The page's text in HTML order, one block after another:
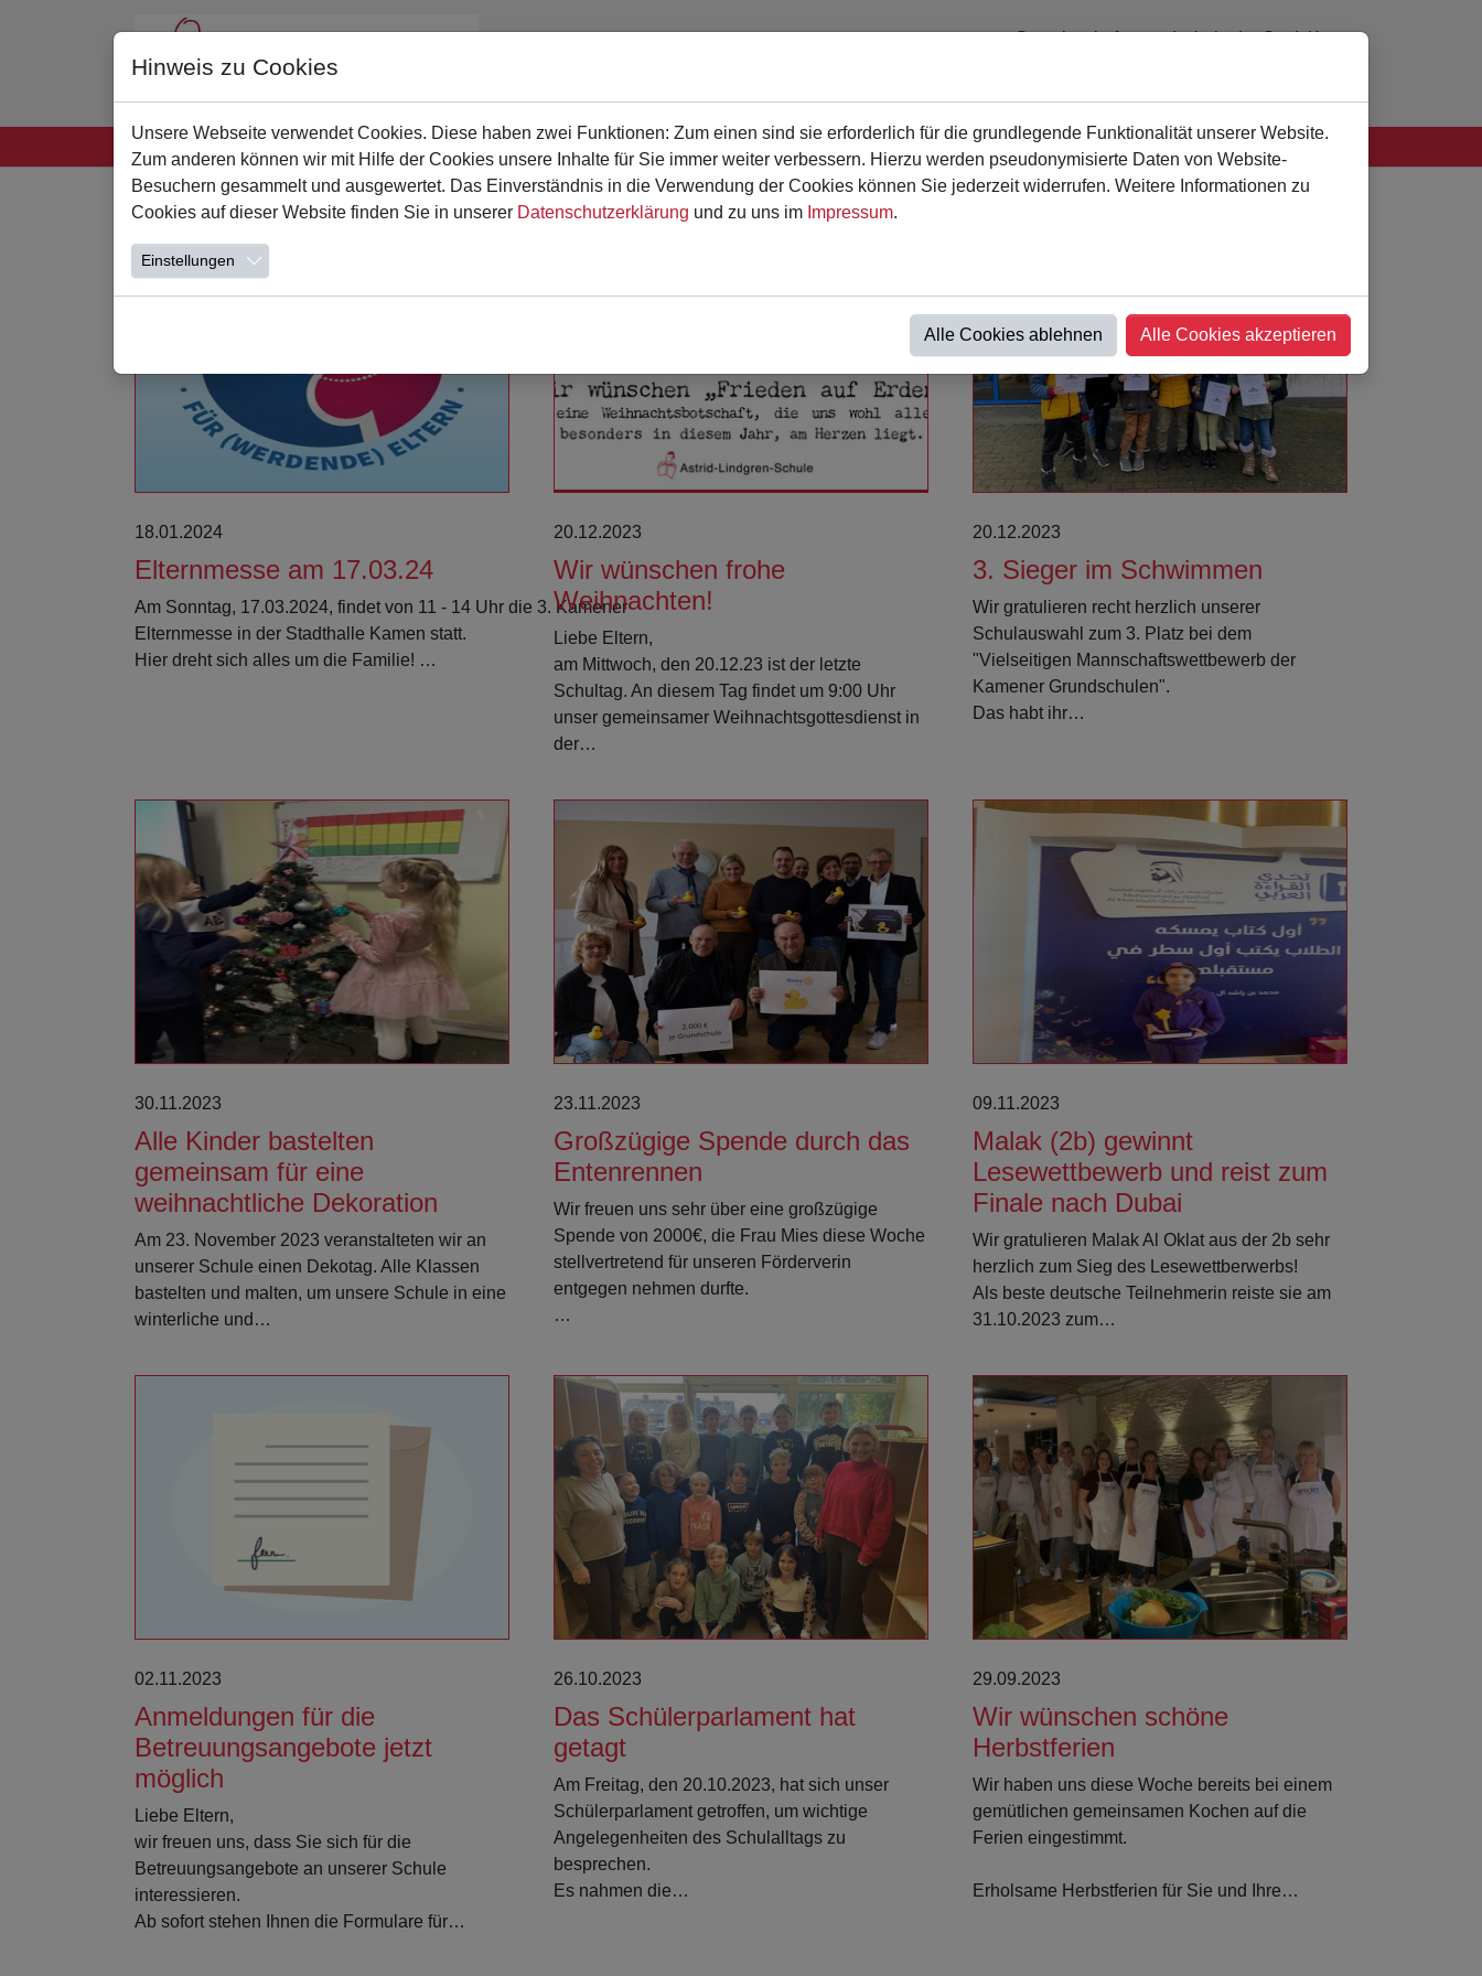
Zum Hauptinhalt springen
Gemeinschaftsgrundschule der Stadt Kamen
18.01.2024
Elternmesse am 17.03.24
Am Sonntag, 17.03.2024, findet von 11 - 14 Uhr die 3. Kamener
Elternmesse in der Stadthalle Kamen statt.
Hier dreht sich alles um die Familie! …
20.12.2023
Wir wünschen frohe
Weihnachten!
Liebe Eltern,
am Mittwoch, den 20.12.23 ist der letzte
Schultag. An diesem Tag findet um 9:00 Uhr
unser gemeinsamer Weihnachtsgottesdienst in
der…
20.12.2023
3. Sieger im Schwimmen
Wir gratulieren recht herzlich unserer
Schulauswahl zum 3. Platz bei dem
"Vielseitigen Mannschaftswettbewerb der
Kamener Grundschulen".
Das habt ihr…
30.11.2023
Alle Kinder bastelten
gemeinsam für eine
weihnachtliche Dekoration
Am 23. November 2023 veranstalteten wir an
unserer Schule einen Dekotag. Alle Klassen
bastelten und malten, um unsere Schule in eine
winterliche und…
Weiterlesen
23.11.2023
Großzügige Spende durch das
Entenrennen
Wir freuen uns sehr über eine großzügige
Spende von 2000€, die Frau Mies diese Woche
stellvertretend für unseren Förderverin
entgegen nehmen durfte.
…
Weiterlesen
09.11.2023
Malak (2b) gewinnt
Lesewettbewerb und reist zum
Finale nach Dubai
Wir gratulieren Malak Al Oklat aus der 2b sehr
herzlich zum Sieg des Lesewettberwerbs!
Als beste deutsche Teilnehmerin reiste sie am
31.10.2023 zum…
02.11.2023
Anmeldungen für die
Betreuungsangebote jetzt
möglich
Liebe Eltern,
wir freuen uns, dass Sie sich für die
Betreuungsangebote an unserer Schule
interessieren.
Ab sofort stehen Ihnen die Formulare für…
Weiterlesen
26.10.2023
Das Schülerparlament hat
getagt
Am Freitag, den 20.10.2023, hat sich unser
Schülerparlament getroffen, um wichtige
Angelegenheiten des Schulalltags zu
besprechen.
Es nahmen die…
Weiterlesen
29.09.2023
Wir wünschen schöne
Herbstferien
Wir haben uns diese Woche bereits bei einem
gemütlichen gemeinsamen Kochen auf die
Ferien eingestimmt.
Erholsame Herbstferien für Sie und Ihre…
Hinweis zu Cookies
Unsere Webseite verwendet Cookies. Diese haben zwei Funktionen: Zum einen sind sie erforderlich für die grundlegende Funktionalität unserer Website.
Zum anderen können wir mit Hilfe der Cookies unsere Inhalte für Sie immer weiter verbessern. Hierzu werden pseudonymisierte Daten von Website-
Besuchern gesammelt und ausgewertet. Das Einverständnis in die Verwendung der Cookies können Sie jederzeit widerrufen. Weitere Informationen zu
Cookies auf dieser Website finden Sie in unserer Datenschutzerklärung und zu uns im Impressum.
Einstellungen
Alle Cookies ablehnen Alle Cookies akzeptieren